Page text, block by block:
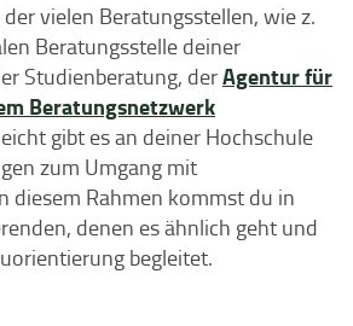
vielen Beratungsstellen, wie z.
Beratungsstelle deiner
Studienberatung, derAgentur für
Beratungsnetzwerk
gibt es an deiner Hochschule
zum Umgang mit
diesem Rahmen kommst du in
denen es ähnlich geht und
begleitet.